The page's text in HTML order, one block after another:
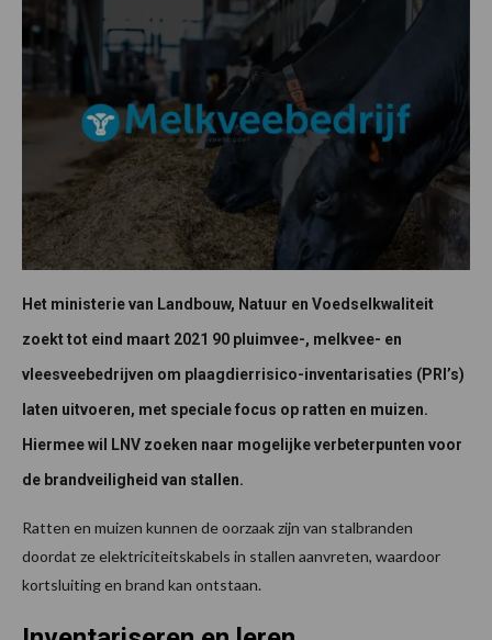
Het ministerie van Landbouw, Natuur en Voedselkwaliteit
zoekt tot eind maart 2021 90 pluimvee-, melkvee- en
vleesveebedrijven om plaagdierrisico-inventarisaties (PRI’s)
laten uitvoeren, met speciale focus op ratten en muizen.
Hiermee wil LNV zoeken naar mogelijke verbeterpunten voor
de brandveiligheid van stallen.
Ratten en muizen kunnen de oorzaak zijn van stalbranden
doordat ze elektriciteitskabels in stallen aanvreten, waardoor
kortsluiting en brand kan ontstaan.